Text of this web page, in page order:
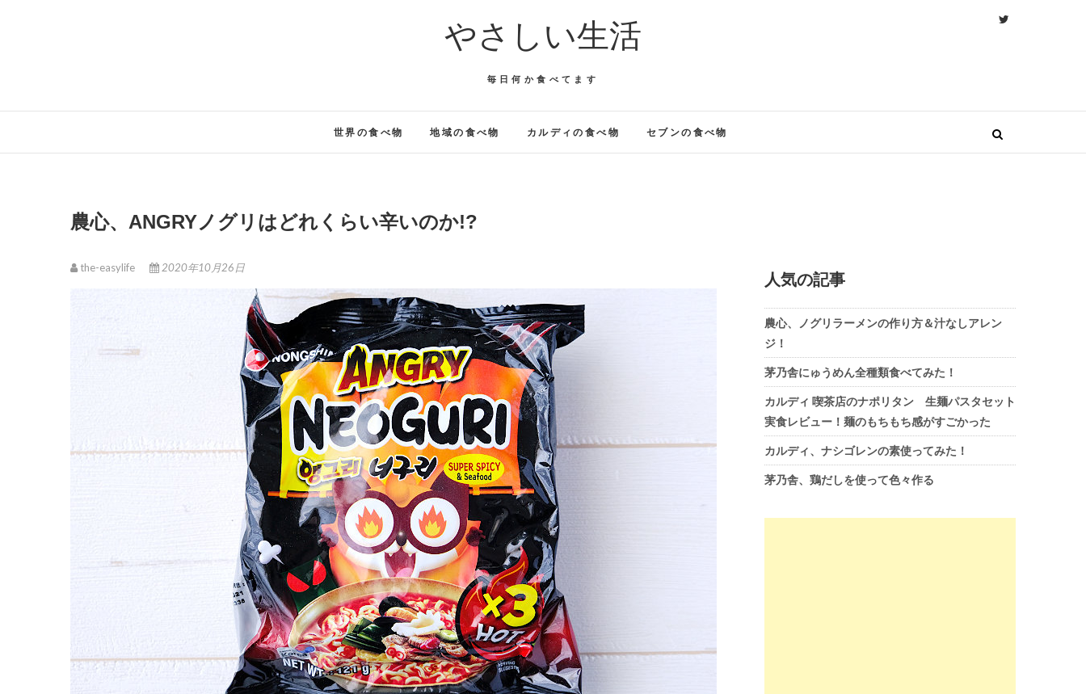
やさしい生活
毎日何か食べてます
世界の食べ物 地域の食べ物 カルディの食べ物 セブンの食べ物
農心、ANGRYノグリはどれくらい辛いのか!?
the-easylife 2020年10月26日
人気の記事
農心、ノグリラーメンの作り方＆汁なしアレン
ジ！
茅乃舎にゅうめん全種類食べてみた！
カルディ 喫茶店のナポリタン 生麺パスタセット
実食レビュー！麺のもちもち感がすごかった
カルディ、ナシゴレンの素使ってみた！
茅乃舎、鶏だしを使って色々作る